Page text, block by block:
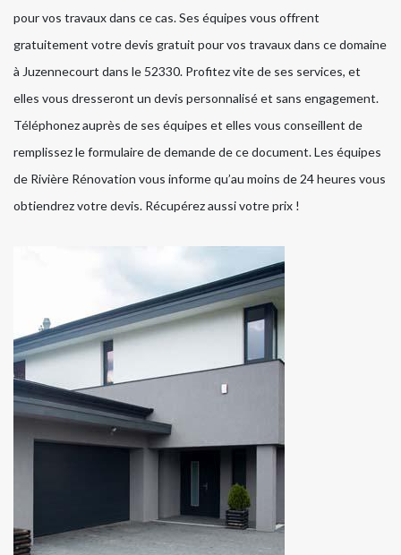
pour vos travaux dans ce cas. Ses équipes vous offrent
gratuitement votre devis gratuit pour vos travaux dans ce domaine
à Juzennecourt dans le 52330. Profitez vite de ses services, et
elles vous dresseront un devis personnalisé et sans engagement.
Téléphonez auprès de ses équipes et elles vous conseillent de
remplissez le formulaire de demande de ce document. Les équipes
de Rivière Rénovation vous informe qu’au moins de 24 heures vous
obtiendrez votre devis. Récupérez aussi votre prix !